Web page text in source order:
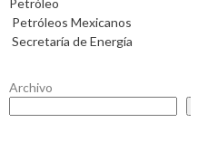
Petróleo
Petróleos Mexicanos
Secretaría de Energía
Archivo